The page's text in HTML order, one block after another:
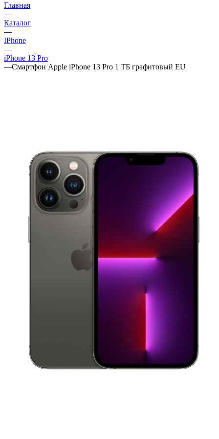
Главная
—
Каталог
—
IPhone
—
iPhone 13 Pro
—Смартфон Apple iPhone 13 Pro 1 ТБ графитовый EU